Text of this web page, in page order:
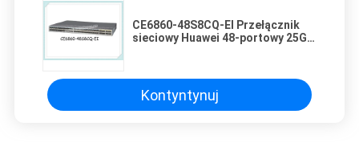
CE6860-48S8CQ-EI Przełącznik
sieciowy Huawei 48-portowy 25GE
Kontyntynuj